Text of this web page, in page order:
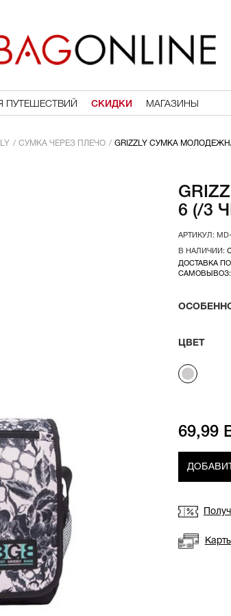
ПУТЕШЕСТВИЙ СКИДКИ МАГАЗИНЫ
СУМКА ЧЕРЕЗ ПЛЕЧО GRIZZLY СУМКА
6 (/3
ДОСТАВКА ПО
САМОВЫВОЗ:
ЦВЕТ
69,99